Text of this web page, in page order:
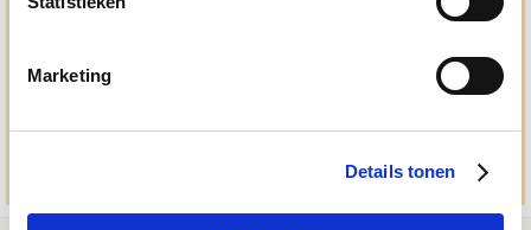
Marketing
Details tonen
Whatsapp met ons